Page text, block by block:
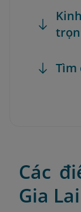
Tìm
Các
Gia Lai